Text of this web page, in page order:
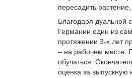
пересадить
Благодаря дуальной
Германии один из
протяжении 3-х лет
– на рабочем месте.
обучаться.
оценка за выпускную